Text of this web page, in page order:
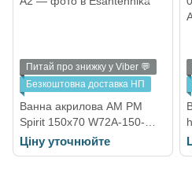
Питай про знижку у Viber 💬
Безкоштовна доставка НП
Ванна акрилова AM PM
Spirit 150х70 W72A-150-
070W-A2
Ціну уточнюйте